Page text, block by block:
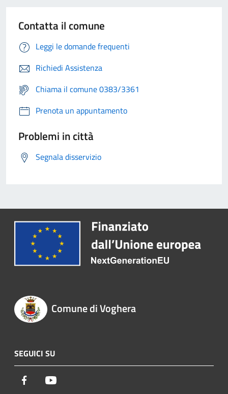
Contatta il comune
Leggi le domande frequenti
Richiedi Assistenza
Chiama il comune 0383/3361
Prenota un appuntamento
Problemi in città
Segnala disservizio
Comune di Voghera
SEGUICI SU
Facebook